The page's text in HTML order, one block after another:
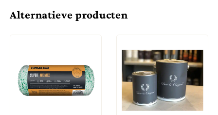
Alternatieve producten